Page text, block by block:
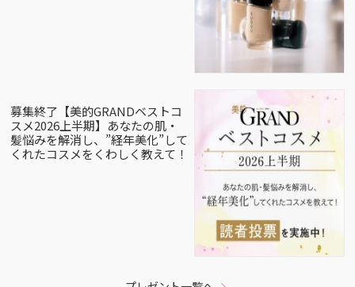
募集終了【美的GRANDベストコ
スメ2026上半期】あなたの肌・
髪悩みを解消し、”経年美化”して
くれたコスメをくわしく教えて！